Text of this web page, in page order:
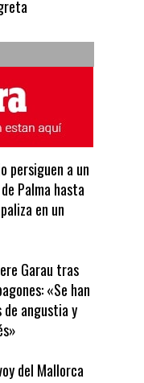
persiguen a un
en un
Garau tras
de angustia y